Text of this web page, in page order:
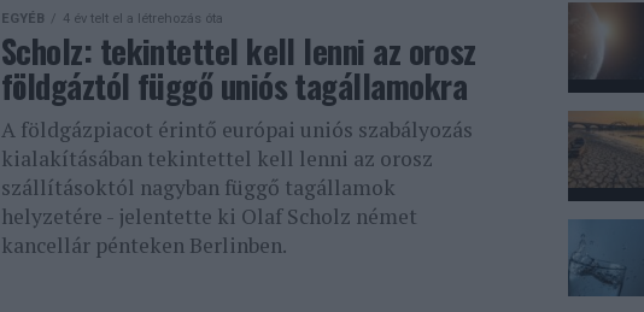
EGYÉB 4 év telt el a létrehozás óta
Scholz: tekintettel kell lenni az orosz
földgáztól függő uniós tagállamokra
A földgázpiacot érintő európai uniós szabályozás
kialakításában tekintettel kell lenni az orosz
szállításoktól nagyban függő tagállamok
helyzetére - jelentette ki Olaf Scholz német
kancellár pénteken Berlinben.